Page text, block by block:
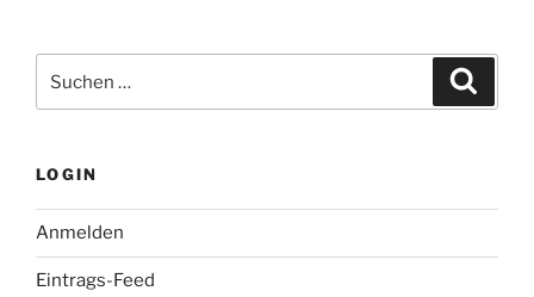
nach:
LOGIN
Anmelden
Eintrags-Feed